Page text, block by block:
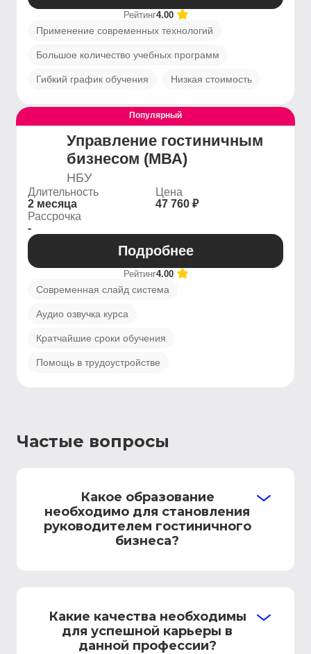
Рейтинг4.00
Применение современных технологий
Большое количество учебных программ
Гибкий график обучения Низкая стоимость
Популярный
Управление гостиничным
бизнесом (МВА)
НБУ
Длительность
2 месяца
Цена
47 760 ₽
Рассрочка
-
Подробнее
Рейтинг4.00
Современная слайд система
Аудио озвучка курса
Кратчайшие сроки обучения
Помощь в трудоустройстве
Частые вопросы
Какое образование
необходимо для становления
руководителем гостиничного
бизнеса?
Какие качества необходимы
для успешной карьеры в
данной профессии?